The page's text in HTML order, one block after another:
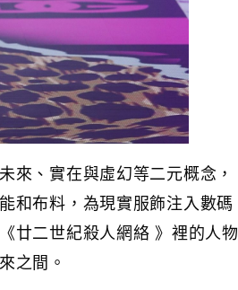
來、實在與虛幻等二元概念，
和布料，為現實服飾注入數碼
廿二世紀殺人網絡 》裡的人物
之間。